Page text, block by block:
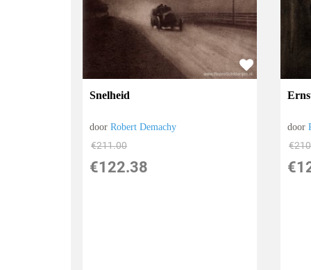
Snelheid
doorRobert Demachy
€211.00
€122.38
door
€
€